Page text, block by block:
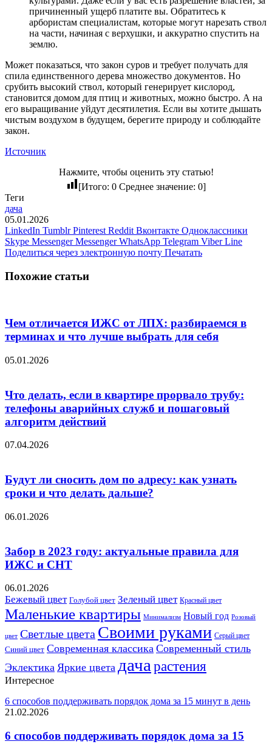
причиненный ущерб платите вы. Обратитесь к
арбористам специалистам, которые могут нарезать ствол
на части, начиная с верхушки, и аккуратно спустить на
землю.
Может показаться, что закон суров и требует получать для
спила единственного дерева множество документов. Но
срубить высокий ствол, который генерирует кислород,
становится домом для птиц и животных, можно быстро. А на
его выращивание уйдут десятилетия. Если вы хотите дышать
чистым воздухом в будущем, берегите природу и соблюдайте
закон.
Источник
Нажмите, чтобы оценить эту статью!
[Итого: 0 Среднее значение: 0]
Теги
дача
05.01.2026
LinkedIn Tumblr Pinterest Reddit Вконтакте Одноклассники
Skype Messenger Messenger WhatsApp Telegram Viber Line
Поделиться через электронную почту Печатать
Похожие статьи
Чем отличается ИЖС от ЛПХ: разбираемся в
терминах и что лучше выбрать для себя
05.01.2026
Что делать, если в квартире прорвало трубу:
телефоны аварийных служб и пошаговый
алгоритм действий
07.04.2026
Будут ли сносить дом по адресу: как узнать
сроки и что делать дальше?
06.01.2026
Забор в 2023 году: актуальные правила для
ИЖС и СНТ
06.01.2026
Бежевый цвет Голубой цвет Зеленый цвет Красный цвет
Маленькие квартиры Минимализм Новый год Розовый
цвет Светлые цвета Своими руками Серый цвет
Синий цвет Современная классика Современный стиль
Эклектика Яркие цвета дача растения
Интересное
6 способов поддерживать порядок дома за 15 минут в день
21.02.2026
6 способов поддерживать порядок дома за 15